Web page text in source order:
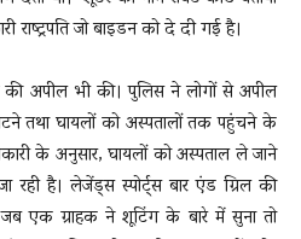
राष्ट्रपति जो बाइडन को दे दी गई है।
अपील भी की। पुलिस ने लोगों से अपील
तथा घायलों को अस्पतालों तक पहुंचने के
के अनुसार, घायलों को अस्पताल ले जाने
है। लेजेंड्स स्पोर्ट्स बार एंड ग्रिल की
एक ग्राहक ने शूटिंग के बारे में सुना तो